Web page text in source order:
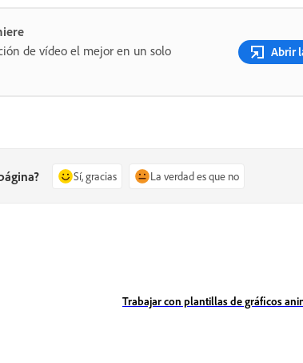
de vídeo el mejor en un solo
Abrir
Sí, gracias La verdad es que no
Trabajar con plantillas de gráficos